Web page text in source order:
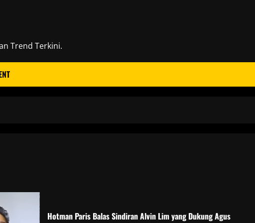
Trend Terkini.
Hotman Paris Balas Sindiran Alvin Lim yang Dukung Agus